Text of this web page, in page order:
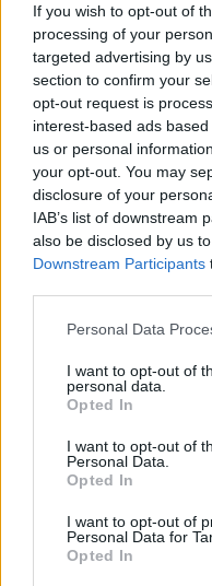
If you wish to opt-out of
processing of your
targeted advertising by
section to confirm your
opt-out request is
interest-based ads
us or personal
your opt-out. You may
disclosure of your
IAB’s list of downstream
also be disclosed by us
Downstream Participants
Please note that this
not limited to your visit
grant or deny consent to
use your data for below
consent section.
Personal Data
I want to opt-out of
personal data.
Opted In
I want to opt-out of
Personal Data.
Opted In
I want to opt-out of
Personal Data for
Opted In
Videók
Kisállatok
#allergia #influenza
#orvosmeteorológia
#pajzsmirigy#reflux
Regisztráció
Magas koleszterinszint
Magas